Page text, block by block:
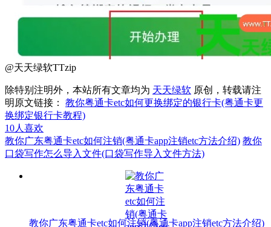
@天天绿软TTzip
除特别注明外，本站所有文章均为 天天绿软 原创，转载请注
明原文链接： 教你粤通卡etc如何更换绑定的银行卡(粤通卡更
换绑定银行卡教程)
10人喜欢
教你广东粤通卡etc如何注销(粤通卡app注销etc方法介绍) 教你
口袋写作怎么导入文件(口袋写作导入文件方法)
教你广东粤通卡etc如何注销(粤通卡app注销etc方法介绍)